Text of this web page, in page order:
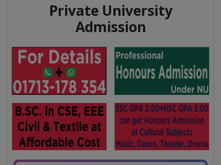
Private University
Admission